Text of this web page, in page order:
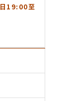
19:00至